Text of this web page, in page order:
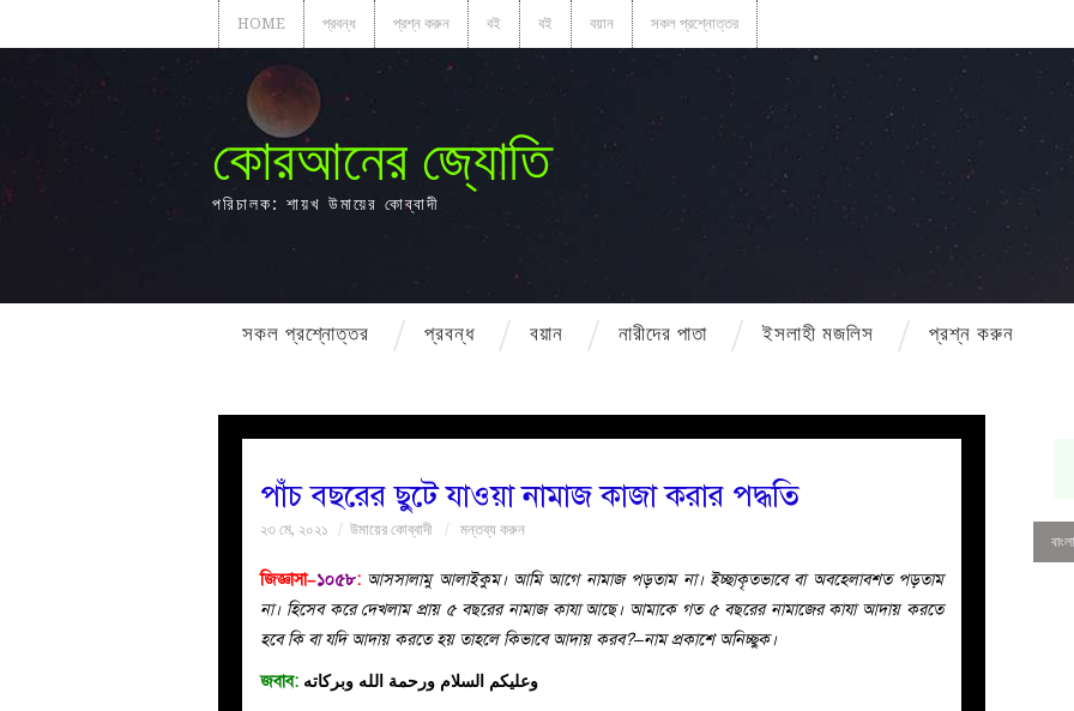
HOME প্রবন্ধ প্রশ্ন করুন বই বই বয়ান সকল প্রশ্নোত্তর
কোরআনের জ্যোতি
পরিচালক: শায়খ উমায়ের কোব্বাদী
সকল প্রশ্নোত্তর প্রবন্ধ বয়ান নারীদের পাতা ইসলাহী মজলিস প্রশ্ন করুন
পাঁচ বছরের ছুটে যাওয়া নামাজ কাজা করার পদ্ধতি
২৩ মে, ২০২১ উমায়ের কোব্বাদী মন্তব্য করুন
জিজ্ঞাসা–১০৫৮: আসসালামু আলাইকুম। আমি আগে নামাজ পড়তাম না। ইচ্ছাকৃতভাবে বা অবহেলাবশত পড়তাম
না। হিসেব করে দেখলাম প্রায় ৫ বছরের নামাজ কাযা আছে। আমাকে গত ৫ বছরের নামাজের কাযা আদায় করতে
হবে কি বা যদি আদায় করতে হয় তাহলে কিভাবে আদায় করব?–নাম প্রকাশে অনিচ্ছুক।
জবাব: وعليكم السلام ورحمة الله وبركاته